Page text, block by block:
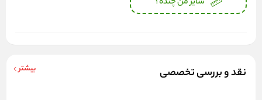
نقد و بررسی تخصصی بیشتر